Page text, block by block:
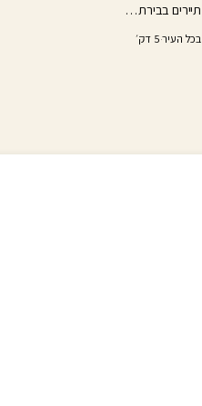
תיירים בבירת…
בכל העיר·5 דק׳